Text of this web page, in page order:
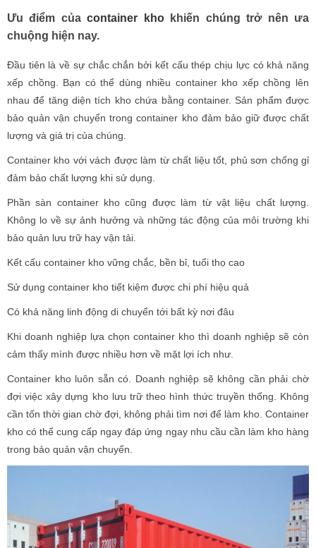
Ưu điểm củacontainer khokhiến chúng trở nên ưa
chuộng hiện nay.
Đầu tiên là về sự chắc chắn bởi kết cấu thép chịu lực có khả năng
xếp chồng. Bạn có thể dùng nhiều container kho xếp chồng lên
nhau để tăng diện tích kho chứa bằng container. Sản phẩm được
bảo quản vận chuyển trong container kho đảm bảo giữ được chất
lượng và giá trị của chúng.
Container kho với vách được làm từ chất liệu tốt, phủ sơn chống gỉ
đảm bảo chất lượng khi sử dụng.
Phần sàn container kho cũng được làm từ vật liệu chất lượng.
Không lo về sự ảnh hưởng và những tác động của môi trường khi
bảo quản lưu trữ hay vận tải.
Kết cấu container kho vững chắc, bền bỉ, tuổi thọ cao
Sử dụng container kho tiết kiệm được chi phí hiệu quả
Có khả năng linh động di chuyển tới bất kỳ nơi đâu
Khi doanh nghiệp lựa chọn container kho thì doanh nghiệp sẽ còn
cảm thấy mình được nhiều hơn về mặt lợi ích như.
Container kho luôn sẵn có. Doanh nghiệp sẽ không cần phải chờ
đợi việc xây dựng kho lưu trữ theo hình thức truyền thống. Không
cần tốn thời gian chờ đợi, không phải tìm nơi để làm kho. Container
kho có thể cung cấp ngay đáp ứng ngay nhu cầu cần làm kho hàng
trong bảo quản vận chuyển.